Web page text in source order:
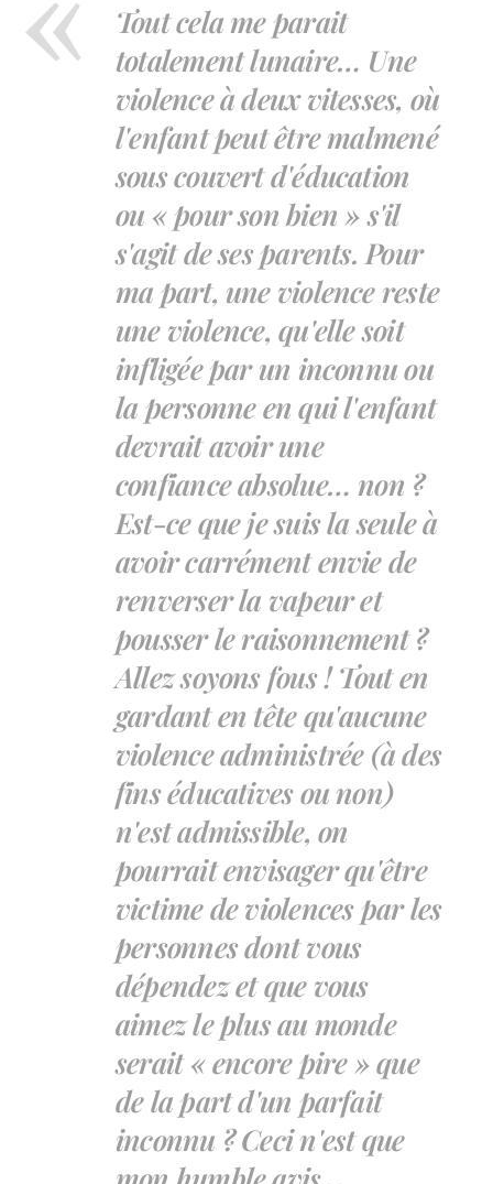
Tout cela me parait
totalement lunaire… Une
violence à deux vitesses, où
l'enfant peut être malmené
sous couvert d'éducation
ou « pour son bien » s'il
s'agit de ses parents. Pour
ma part, une violence reste
une violence, qu'elle soit
infligée par un inconnu ou
la personne en qui l'enfant
devrait avoir une
confiance absolue… non ?
Est-ce que je suis la seule à
avoir carrément envie de
renverser la vapeur et
pousser le raisonnement ?
Allez soyons fous ! Tout en
gardant en tête qu'aucune
violence administrée (à des
fins éducatives ou non)
n'est admissible, on
pourrait envisager qu'être
victime de violences par les
personnes dont vous
dépendez et que vous
aimez le plus au monde
serait « encore pire » que
de la part d'un parfait
inconnu ? Ceci n'est que